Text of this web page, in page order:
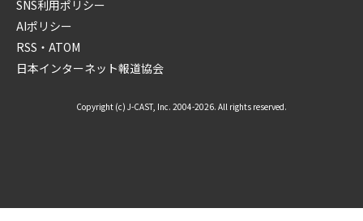
SNS利用ポリシー
AIポリシー
RSS・ATOM
日本インターネット報道協会
Copyright (c) J-CAST, Inc. 2004-2026. All rights reserved.